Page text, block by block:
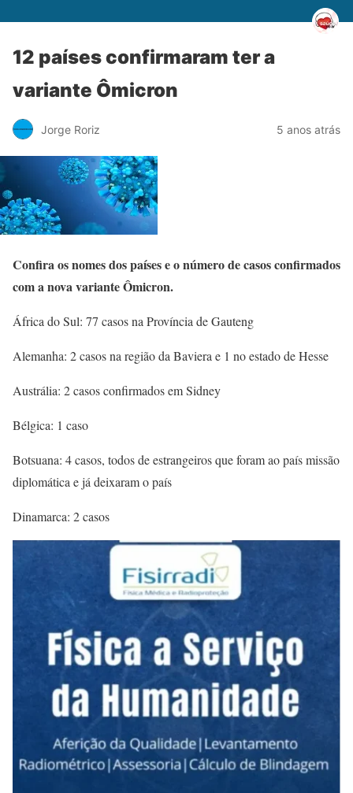
12 países confirmaram ter a
variante Ômicron
Jorge Roriz 5 anos atrás
Confira os nomes dos países e o número de casos confirmados
com a nova variante Ômicron.
África do Sul: 77 casos na Província de Gauteng
Alemanha: 2 casos na região da Baviera e 1 no estado de Hesse
Austrália: 2 casos confirmados em Sidney
Bélgica: 1 caso
Botsuana: 4 casos, todos de estrangeiros que foram ao país missão
diplomática e já deixaram o país
Dinamarca: 2 casos